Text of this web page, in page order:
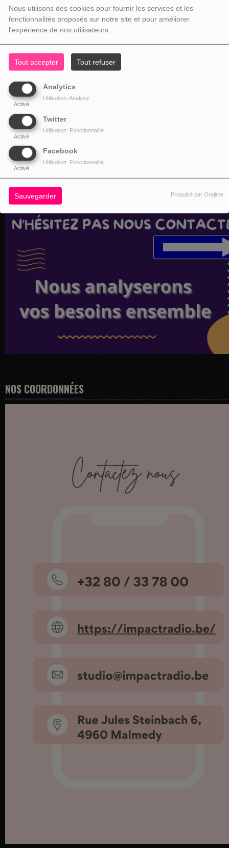
Nous utilisons des cookies pour fournir les services et les
fonctionnalités proposés sur notre site et pour améliorer
l'expérience de nos utilisateurs.
Tout accepter Tout refuser
Analytics
Activé
Utilisation: Analyse
Twitter
Activé
Utilisation: Fonctionnalité
Facebook
Activé
Utilisation: Fonctionnalité
Sauvegarder Propulsé par Orejime
NOS COORDONNÉES